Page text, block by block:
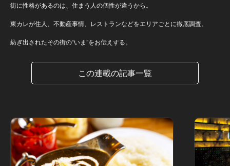
街に性格があるのは、住まう人の個性が違うから。
東カレが住人、不動産事情、レストランなどをエリアごとに徹底調査。
紡ぎ出されたその街の“いま”をお伝えする。
この連載の記事一覧